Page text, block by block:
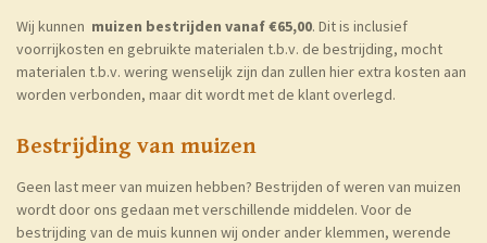
Wij kunnen muizen bestrijden vanaf €65,00. Dit is inclusief
voorrijkosten en gebruikte materialen t.b.v. de bestrijding, mocht
materialen t.b.v. wering wenselijk zijn dan zullen hier extra kosten aan
worden verbonden, maar dit wordt met de klant overlegd.
Bestrijding van muizen
Geen last meer van muizen hebben? Bestrijden of weren van muizen
wordt door ons gedaan met verschillende middelen. Voor de
bestrijding van de muis kunnen wij onder ander klemmen, werende